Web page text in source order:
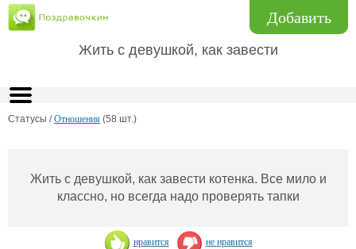
Добавить
Жить с девушкой, как завести
Статусы /Отношения (58 шт.)
Жить с девушкой, как завести котенка. Все мило и
классно, но всегда надо проверять тапки
нравится не нравится